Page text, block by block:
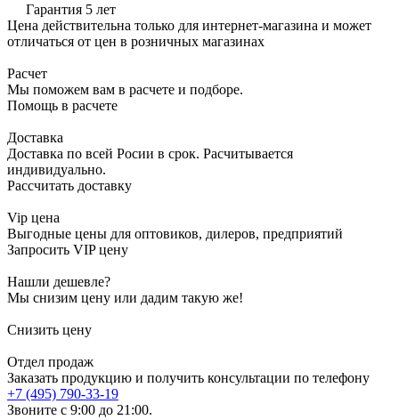
Гарантия 5 лет
Цена действительна только для интернет-магазина и может
отличаться от цен в розничных магазинах
Расчет
Мы поможем вам в расчете и подборе.
Помощь в расчете
Доставка
Доставка по всей Росии в срок. Расчитывается
индивидуально.
Рассчитать доставку
Vip цена
Выгодные цены для оптовиков, дилеров, предприятий
Запросить VIP цену
Нашли дешевле?
Мы снизим цену или дадим такую же!
Снизить цену
Отдел продаж
Заказать продукцию и получить консультации по телефону
+7 (495) 790-33-19
Звоните с 9:00 до 21:00.